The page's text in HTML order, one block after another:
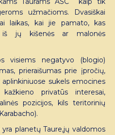
užmačioms. Dvasiškai
laikas, kai jie pamato, kas
iš jų kišenės ar malonės
visiems negatyvo (blogio)
prieraišumas prie įpročių,
sukels emocines
privatūs interesai,
pozicijos, kils teritorinių
planetų Taure,jų valdomos